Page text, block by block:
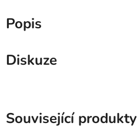
Popis
Diskuze
Související produkty